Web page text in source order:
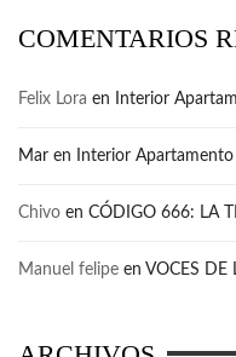
COMENTARIOS
Felix Lora en Interior
Mar en Interior
Chivo en CÓDIGO 666: LA
Manuel felipe en VOCES DE